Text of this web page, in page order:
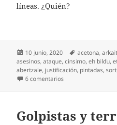
líneas. ¿Quién?
Publicado
el
10 junio, 2020 Etiquetas
acetona,
asesinos,ataque,cinsimo,eh bildu,
abertzale, justificación, pintadas,
6 comentarios
Golpistas y